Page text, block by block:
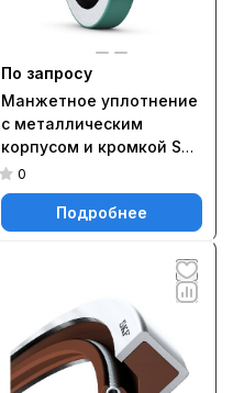
По запросу
Манжетное уплотнение
с металлическим
корпусом и кромкой SKF
Wave, для жидкой или
пластичной смазки,
метрические и
0
Подробнее